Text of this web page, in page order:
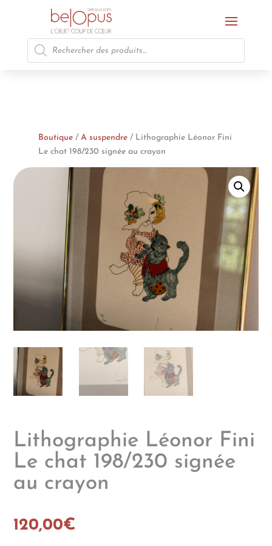
Recherche
de
produits
Boutique/ A suspendre/ Lithographie Léonor Fini
Le chat 198/230 signée au crayon
Lithographie Léonor Fini
Le chat 198/230 signée
au crayon
120,00€